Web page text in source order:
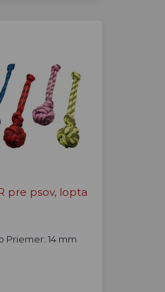
pre psov, lopta
Priemer: 14 mm